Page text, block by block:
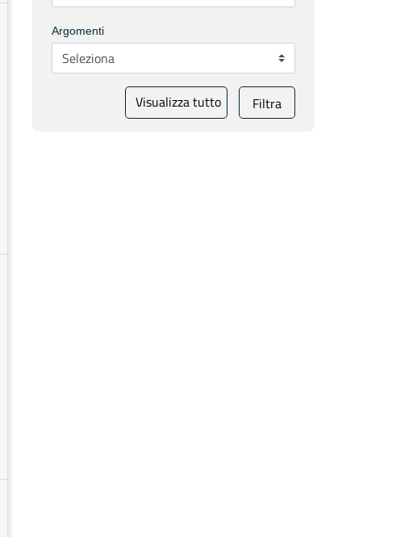
Argomenti
Visualizza tutto Filtra